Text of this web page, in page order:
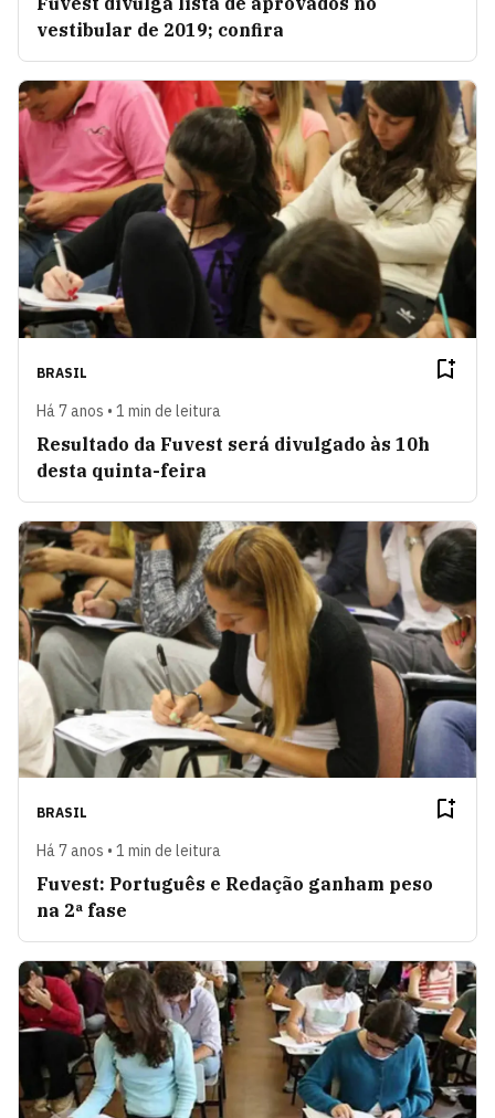
vestibular de 2019; confira
BRASIL
Há 7 anos • 1 min de leitura
Resultado da Fuvest será divulgado às 10h
desta quinta-feira
BRASIL
Há 7 anos • 1 min de leitura
Fuvest: Português e Redação ganham peso
na 2ª fase